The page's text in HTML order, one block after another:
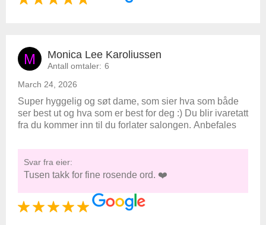
M Monica Lee Karoliussen
Antall omtaler: 6
March 24, 2026
Super hyggelig og søt dame, som sier hva som både
ser best ut og hva som er best for deg :) Du blir ivaretatt
fra du kommer inn til du forlater salongen. Anbefales
Svar fra eier:
Tusen takk for fine rosende ord. ❤️